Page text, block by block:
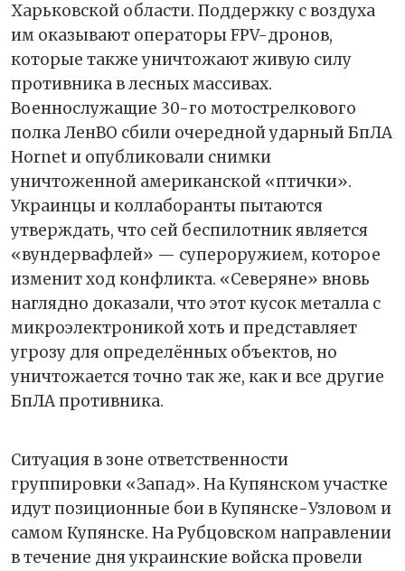
Харьковской области. Поддержку с воздуха
им оказывают операторы FPV-дронов,
которые также уничтожают живую силу
противника в лесных массивах.
Военнослужащие 30-го мотострелкового
полка ЛенВО сбили очередной ударный БпЛА
Hornet и опубликовали снимки
уничтоженной американской «птички».
Украинцы и коллаборанты пытаются
утверждать, что сей беспилотник является
«вундервафлей» — супероружием, которое
изменит ход конфликта. «Северяне» вновь
наглядно доказали, что этот кусок металла с
микроэлектроникой хоть и представляет
угрозу для определённых объектов, но
уничтожается точно так же, как и все другие
БпЛА противника.
Ситуация в зоне ответственности
группировки «Запад». На Купянском участке
идут позиционные бои в Купянске-Узловом и
самом Купянске. На Рубцовском направлении
в течение дня украинские войска провели